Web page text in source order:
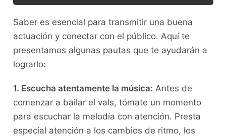
Saber es esencial para transmitir una buena‍
actuación y conectar con el ​público. Aquí te
presentamos algunas pautas que te ayudarán a
lograrlo:
1. Escucha atentamente la música: Antes de
comenzar a ⁢bailar el vals, tómate un momento
para escuchar la melodía con atención. Presta‍
especial atención a los cambios ⁤de⁣ ritmo,‍ los